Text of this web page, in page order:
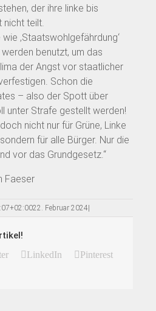
der ihre linke bis
teilt.
‚Staatswohlgefährdung‘
werden benutzt, um das
der Angst vor staatlicher
Schon die
– also der Spott über
unter Strafe gestellt werden!
nicht nur für Grüne, Linke
für alle Bürger. Nur die
vor das Grundgesetz.“
22. Februar 2024|
LinkedIn
Pinterest